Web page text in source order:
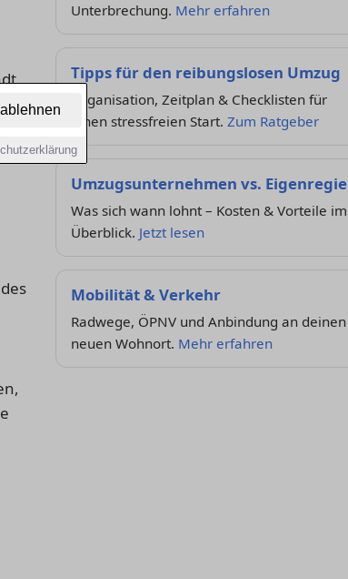
Unterbrechung. Mehr erfahren
Tipps für den reibungslosen Umzug
Organisation, Zeitplan & Checklisten für
einen stressfreien Start. Zum Ratgeber
Umzugsunternehmen vs. Eigenregie
Was sich wann lohnt – Kosten & Vorteile im
Überblick. Jetzt lesen
Mobilität & Verkehr
Radwege, ÖPNV und Anbindung an deinen
neuen Wohnort. Mehr erfahren